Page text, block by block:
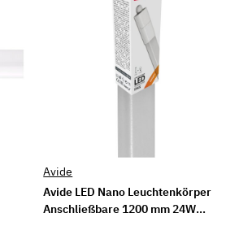
Avide
Avide LED Nano Leuchtenkörper
Anschließbare 1200 mm 24W